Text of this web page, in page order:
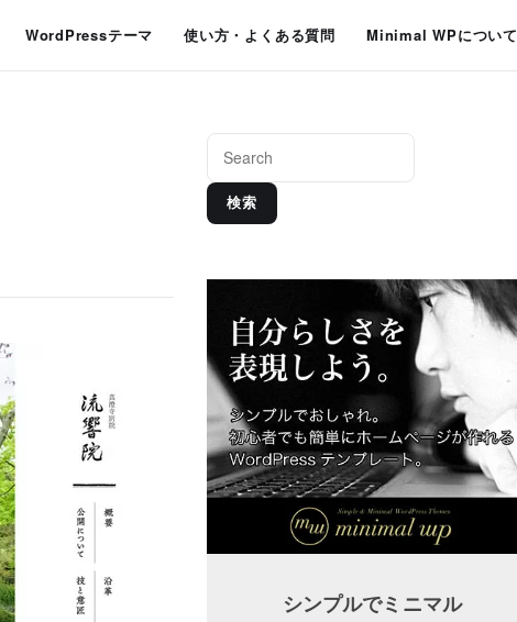
WordPressテーマ 使い方・よくある質問 Minimal WPについて
検索
シンプルでミニマル